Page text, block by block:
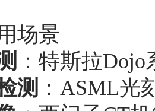
场景
：特斯拉
测 ：ASML光